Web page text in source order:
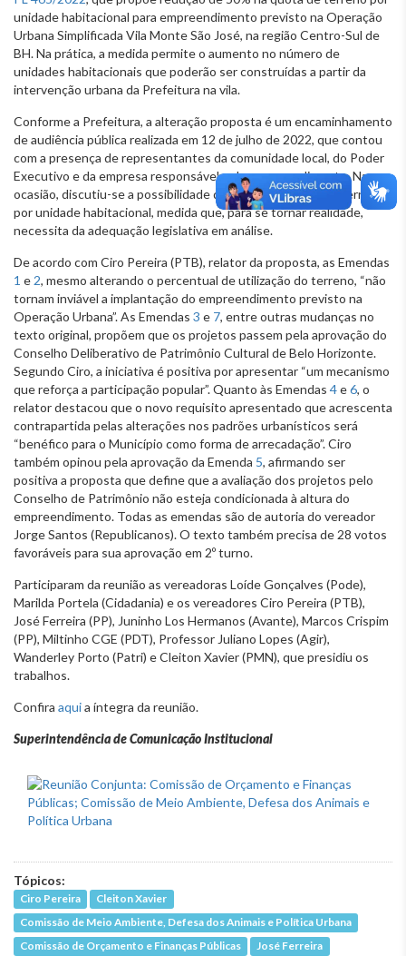
unidade habitacional para empreendimento previsto na Operação
Urbana Simplificada Vila Monte São José, na região Centro-Sul de
BH. Na prática, a medida permite o aumento no número de
unidades habitacionais que poderão ser construídas a partir da
intervenção urbana da Prefeitura na vila.
Conforme a Prefeitura, a alteração proposta é um encaminhamento
de audiência pública realizada em 12 de julho de 2022, que contou
com a presença de representantes da comunidade local, do Poder
Executivo e da empresa responsável pelo empreendimento. Na
ocasião, discutiu-se a possibilidade de redução da cota do terreno
por unidade habitacional, medida que, para se tornar realidade,
necessita da adequação legislativa em análise.
De acordo com Ciro Pereira (PTB), relator da proposta, as Emendas
1 e 2, mesmo alterando o percentual de utilização do terreno, “não
tornam inviável a implantação do empreendimento previsto na
Operação Urbana”. As Emendas 3 e 7, entre outras mudanças no
texto original, propõem que os projetos passem pela aprovação do
Conselho Deliberativo de Patrimônio Cultural de Belo Horizonte.
Segundo Ciro, a iniciativa é positiva por apresentar “um mecanismo
que reforça a participação popular”. Quanto às Emendas 4e6, o
relator destacou que o novo requisito apresentado que acrescenta
contrapartida pelas alterações nos padrões urbanísticos será
“benéfico para o Município como forma de arrecadação”. Ciro
também opinou pela aprovação da Emenda 5, afirmando ser
positiva a proposta que define que a avaliação dos projetos pelo
Conselho de Patrimônio não esteja condicionada à altura do
empreendimento. Todas as emendas são de autoria do vereador
Jorge Santos (Republicanos). O texto também precisa de 28 votos
favoráveis para sua aprovação em 2º turno.
Participaram da reunião as vereadoras Loíde Gonçalves (Pode),
Marilda Portela (Cidadania) e os vereadores Ciro Pereira (PTB),
José Ferreira (PP), Juninho Los Hermanos (Avante), Marcos Crispim
(PP), Miltinho CGE (PDT), Professor Juliano Lopes (Agir),
Wanderley Porto (Patri) e Cleiton Xavier (PMN), que presidiu os
trabalhos.
Confira aquia íntegra da reunião.
Superintendência de Comunicação Institucional
Tópicos:
Ciro Pereira
Cleiton Xavier
Comissão de Meio Ambiente, Defesa dos Animais e Política Urbana
Comissão de Orçamento e Finanças Públicas
José Ferreira